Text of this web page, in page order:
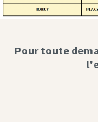
Pour toute